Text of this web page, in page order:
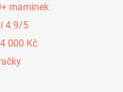
maminek
4.9/5
000 Kč